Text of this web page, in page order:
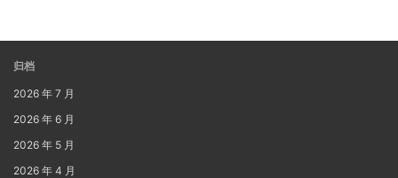
归档
2026 年 7 月
2026 年 6 月
2026 年 5 月
2026 年 4 月